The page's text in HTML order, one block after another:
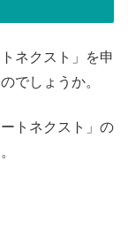
ネクスト」を申
でしょうか。
トネクスト」の